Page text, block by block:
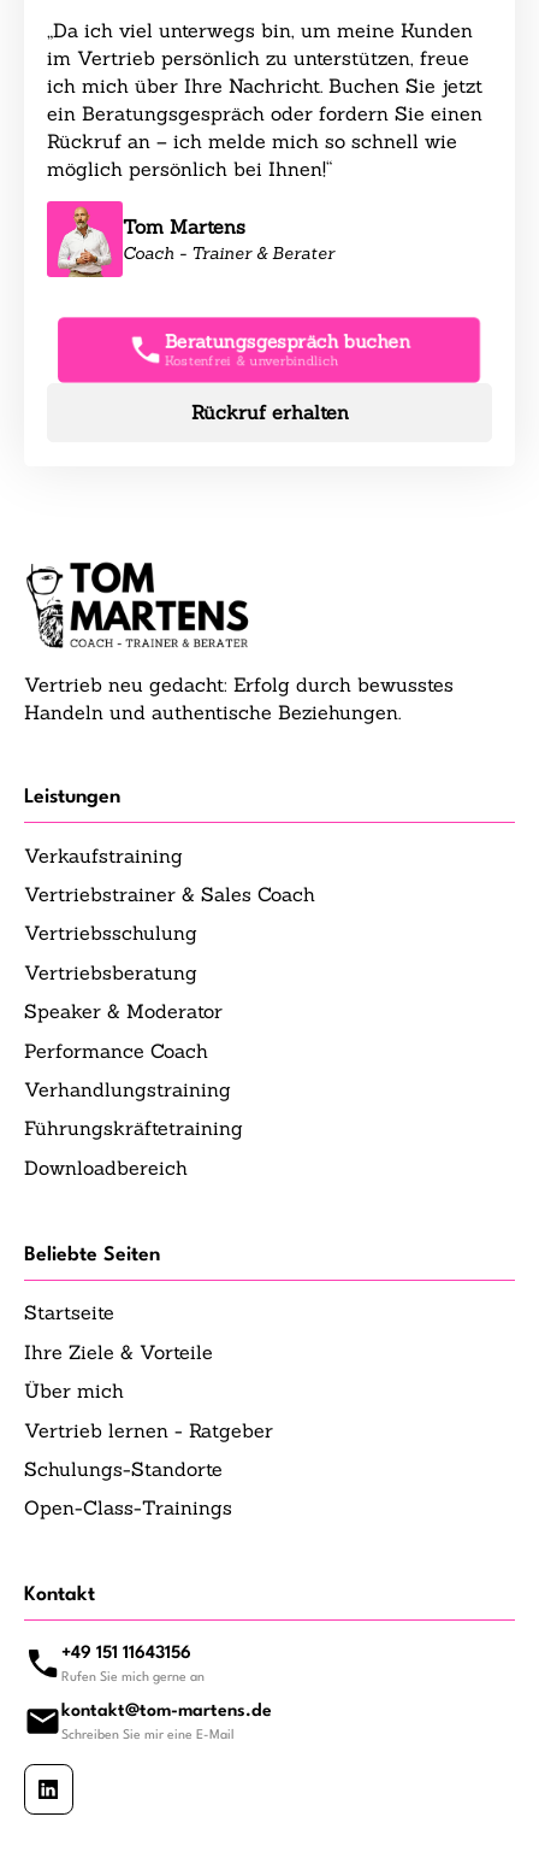
„Da ich viel unterwegs bin, um meine Kunden
im Vertrieb persönlich zu unterstützen, freue
ich mich über Ihre Nachricht. Buchen Sie jetzt
ein Beratungsgespräch oder fordern Sie einen
Rückruf an – ich melde mich so schnell wie
möglich persönlich bei Ihnen!“
Tom Martens
Coach - Trainer & Berater
Beratungsgespräch buchen
Kostenfrei & unverbindlich
Rückruf erhalten
Vertrieb neu gedacht: Erfolg durch bewusstes
Handeln und authentische Beziehungen.
Leistungen
Verkaufstraining
Vertriebstrainer & Sales Coach
Vertriebsschulung
Vertriebsberatung
Speaker & Moderator
Performance Coach
Verhandlungstraining
Führungskräftetraining
Downloadbereich
Beliebte Seiten
Startseite
Ihre Ziele & Vorteile
Über mich
Vertrieb lernen - Ratgeber
Schulungs-Standorte
Open-Class-Trainings
Kontakt
+49 151 11643156
Rufen Sie mich gerne an
kontakt@tom-martens.de
Schreiben Sie mir eine E-Mail